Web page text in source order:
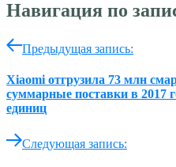
Навигация по
Предыдущая запись:
Xiaomi отгрузила 73 млн
суммарные поставки в 2017
единиц
Следующая запись: